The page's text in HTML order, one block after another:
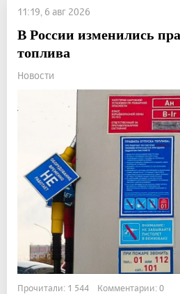
11:19, 6 авг 2026
В России изменились
топлива
Новости
Прочитали: 1 544 Комментарии: 0